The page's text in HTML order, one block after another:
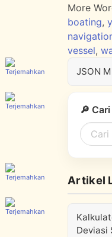
More
boating,
vessel,
JSON
🔎
Artikel
Deviasi